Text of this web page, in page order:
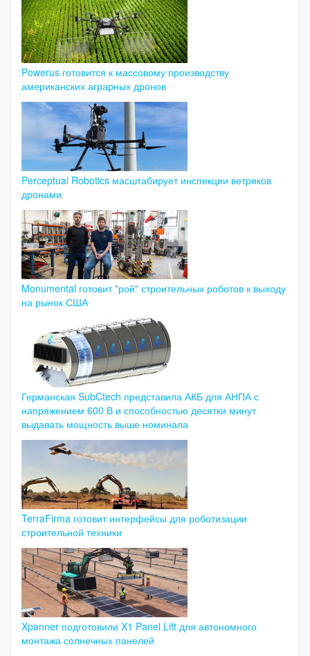
Powerus готовится к массовому производству
американских аграрных дронов
Perceptual Robotics масштабирует инспекции ветряков
дронами
Monumental готовит "рой" строительных роботов к выходу
на рынок США
Германская SubCtech представила АКБ для АНПА с
напряжением 600 В и способностью десятки минут
выдавать мощность выше номинала
TerraFirma готовит интерфейсы для роботизации
строительной техники
Xpanner подготовили X1 Panel Lift для автономного
монтажа солнечных панелей